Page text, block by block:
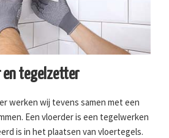
en tegelzetter
werken wij tevens samen met een
Een vloerder is een tegelwerken
is in het plaatsen van vloertegels.